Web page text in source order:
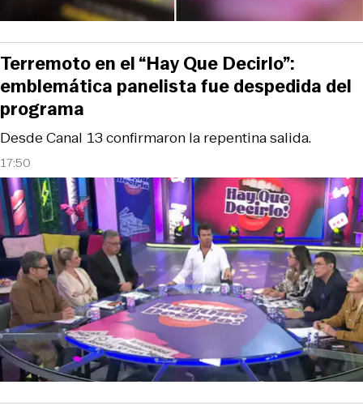
17:50
Desde Canal 13 confirmaron la repentina salida.
Terremoto en el “Hay Que Decirlo”:
emblemática panelista fue despedida del
programa